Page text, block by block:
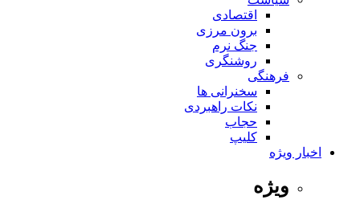
اقتصادی
برون مرزی
جنگ نرم
روشنگری
فرهنگی
سخنرانی ها
نکات راهبردی
حجاب
کلیپ
اخبار ویژه
ویژه